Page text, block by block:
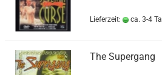
Lieferzeit: ca. 3-4
The Supergang